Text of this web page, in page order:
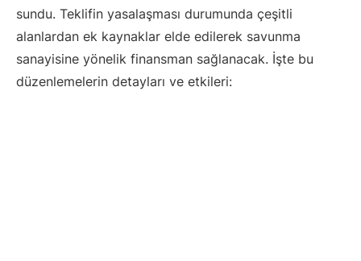
sundu. Teklifin yasalaşması durumunda çeşitli
alanlardan ek kaynaklar elde edilerek savunma
sanayisine yönelik finansman sağlanacak. İşte bu
düzenlemelerin detayları ve etkileri: